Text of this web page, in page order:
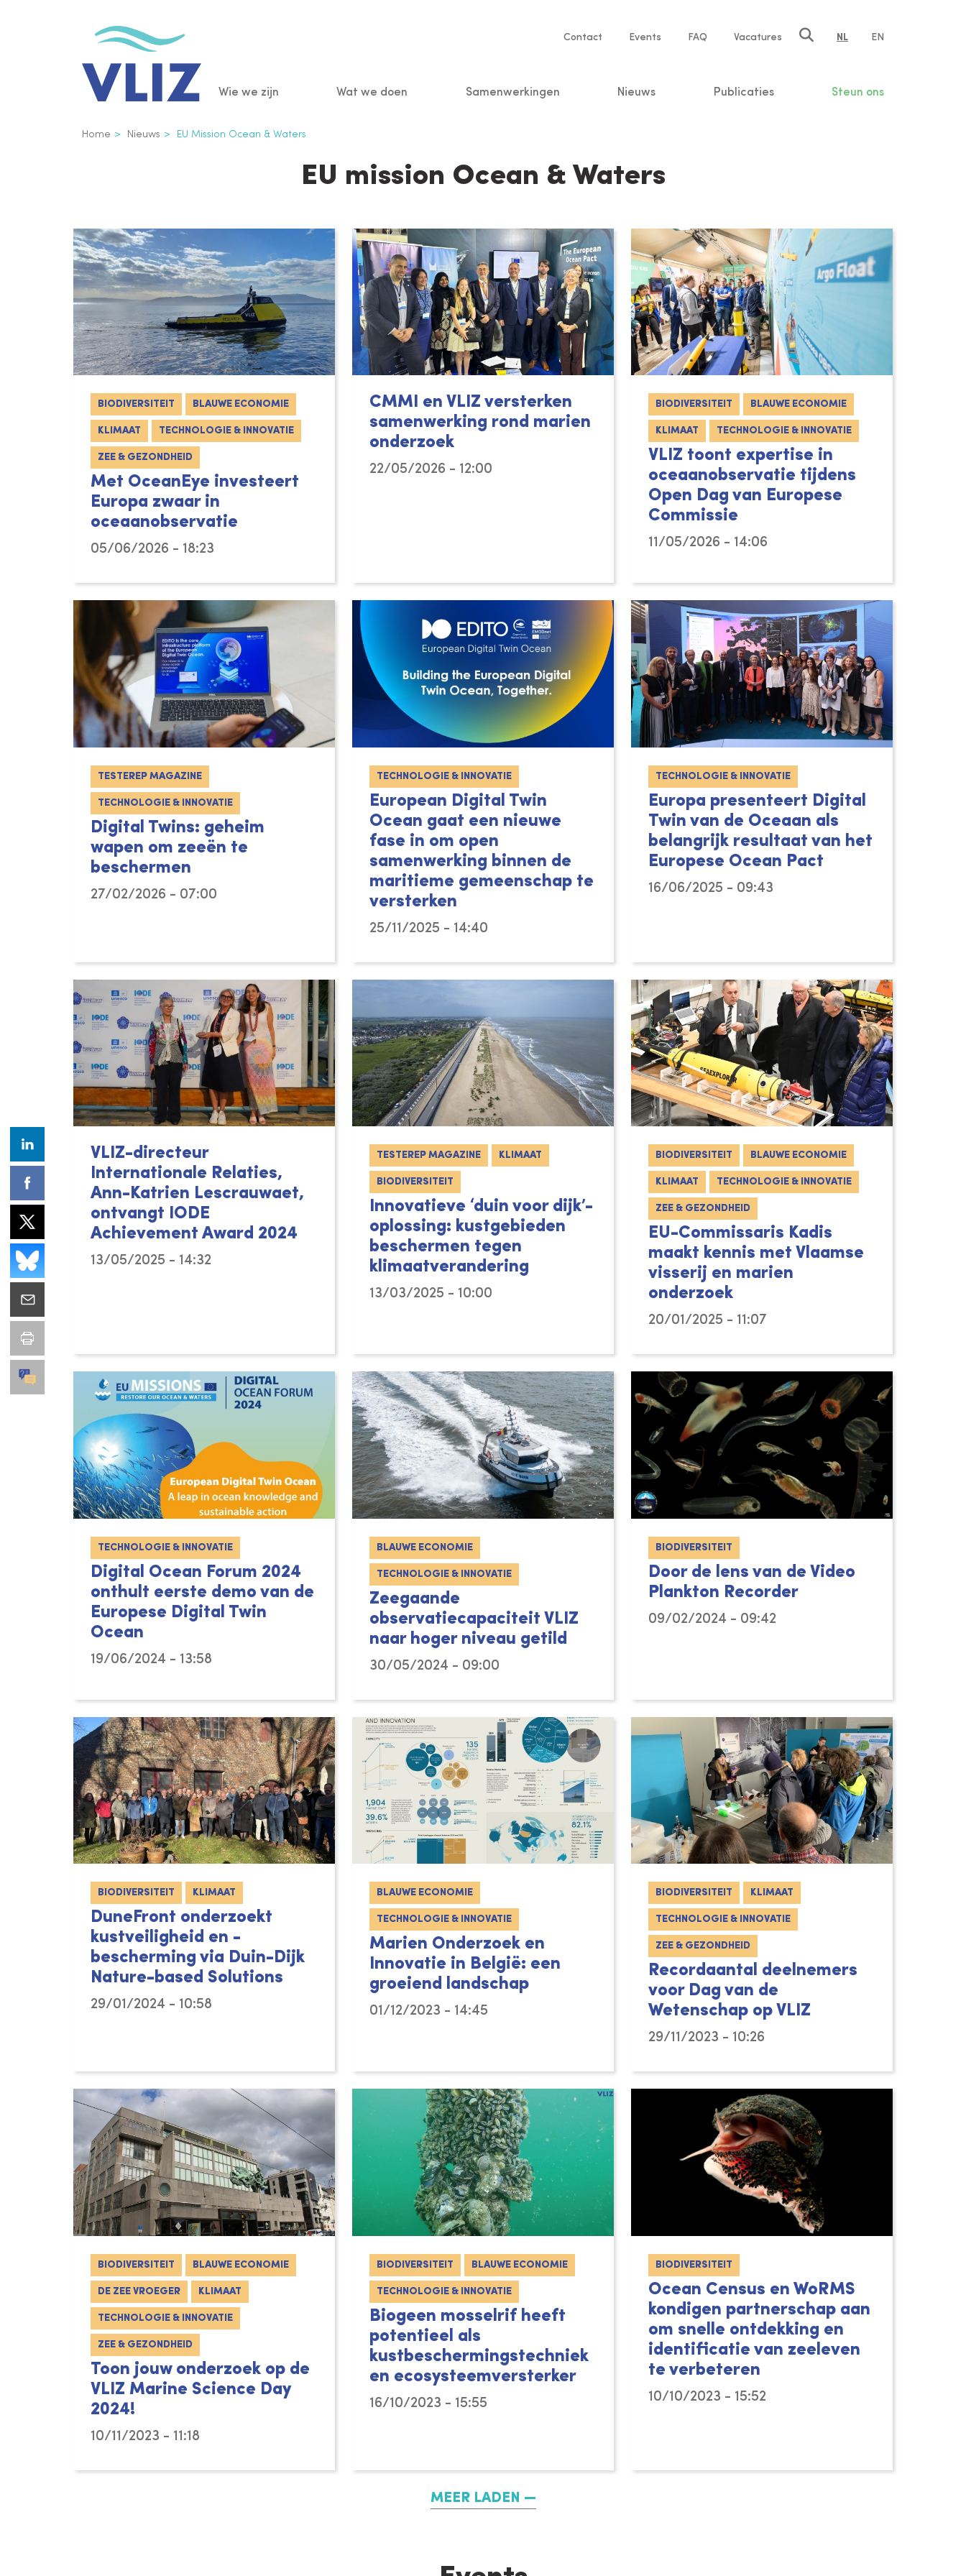
Service
Contact Events FAQ Vacatures NL EN
Main
navigation
Wie we zijn Wat we doen Samenwerkingen Nieuws Publicaties Steun ons
Kruimelpad
Home Nieuws EU Mission Ocean & Waters
EU mission Ocean & Waters
BIODIVERSITEIT BLAUWE ECONOMIE
KLIMAAT TECHNOLOGIE & INNOVATIE
ZEE & GEZONDHEID
Met OceanEye investeert
Europa zwaar in
oceaanobservatie
05/06/2026 - 18:23
CMMI en VLIZ versterken
samenwerking rond marien
onderzoek
22/05/2026 - 12:00
BIODIVERSITEIT BLAUWE ECONOMIE
KLIMAAT TECHNOLOGIE & INNOVATIE
VLIZ toont expertise in
oceaanobservatie tijdens
Open Dag van Europese
Commissie
11/05/2026 - 14:06
TESTEREP MAGAZINE
TECHNOLOGIE & INNOVATIE
Digital Twins: geheim
wapen om zeeën te
beschermen
27/02/2026 - 07:00
TECHNOLOGIE & INNOVATIE
European Digital Twin
Ocean gaat een nieuwe
fase in om open
samenwerking binnen de
maritieme gemeenschap te
versterken
25/11/2025 - 14:40
TECHNOLOGIE & INNOVATIE
Europa presenteert Digital
Twin van de Oceaan als
belangrijk resultaat van het
Europese Ocean Pact
16/06/2025 - 09:43
VLIZ-directeur
Internationale Relaties,
Ann-Katrien Lescrauwaet,
ontvangt IODE
Achievement Award 2024
13/05/2025 - 14:32
TESTEREP MAGAZINE KLIMAAT
BIODIVERSITEIT
Innovatieve ‘duin voor dijk’-
oplossing: kustgebieden
beschermen tegen
klimaatverandering
13/03/2025 - 10:00
BIODIVERSITEIT BLAUWE ECONOMIE
KLIMAAT TECHNOLOGIE & INNOVATIE
ZEE & GEZONDHEID
EU-Commissaris Kadis
maakt kennis met Vlaamse
visserij en marien
onderzoek
20/01/2025 - 11:07
TECHNOLOGIE & INNOVATIE
Digital Ocean Forum 2024
onthult eerste demo van de
Europese Digital Twin
Ocean
19/06/2024 - 13:58
BLAUWE ECONOMIE
TECHNOLOGIE & INNOVATIE
Zeegaande
observatiecapaciteit VLIZ
naar hoger niveau getild
30/05/2024 - 09:00
BIODIVERSITEIT
Door de lens van de Video
Plankton Recorder
09/02/2024 - 09:42
BIODIVERSITEIT KLIMAAT
DuneFront onderzoekt
kustveiligheid en -
bescherming via Duin-Dijk
Nature-based Solutions
29/01/2024 - 10:58
BLAUWE ECONOMIE
TECHNOLOGIE & INNOVATIE
Marien Onderzoek en
Innovatie in België: een
groeiend landschap
01/12/2023 - 14:45
BIODIVERSITEIT KLIMAAT
TECHNOLOGIE & INNOVATIE
ZEE & GEZONDHEID
Recordaantal deelnemers
voor Dag van de
Wetenschap op VLIZ
29/11/2023 - 10:26
BIODIVERSITEIT BLAUWE ECONOMIE
DE ZEE VROEGER KLIMAAT
TECHNOLOGIE & INNOVATIE
ZEE & GEZONDHEID
Toon jouw onderzoek op de
VLIZ Marine Science Day
2024!
10/11/2023 - 11:18
BIODIVERSITEIT BLAUWE ECONOMIE
TECHNOLOGIE & INNOVATIE
Biogeen mosselrif heeft
potentieel als
kustbeschermingstechniek
en ecosysteemversterker
16/10/2023 - 15:55
BIODIVERSITEIT
Ocean Census en WoRMS
kondigen partnerschap aan
om snelle ontdekking en
identificatie van zeeleven
te verbeteren
10/10/2023 - 15:52
MEER LADEN